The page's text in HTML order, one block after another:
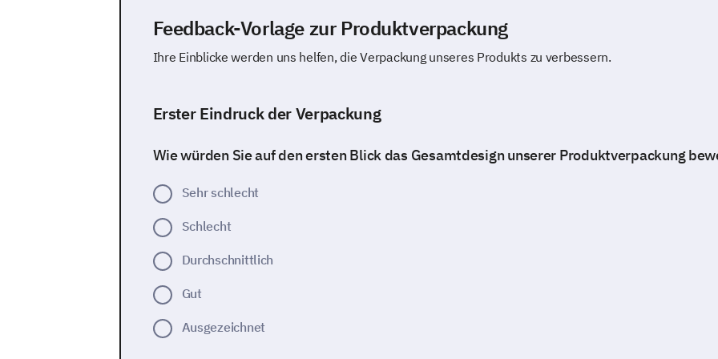
Feedback-Vorlage zur Produktverpackung
Ihre Einblicke werden uns helfen, die Verpackung unseres Produkts zu verbessern.
Erster Eindruck der Verpackung
Wie würden Sie auf den ersten Blick das Gesamtdesign unserer Produktverpackung
Sehr schlecht
Schlecht
Durchschnittlich
Gut
Ausgezeichnet